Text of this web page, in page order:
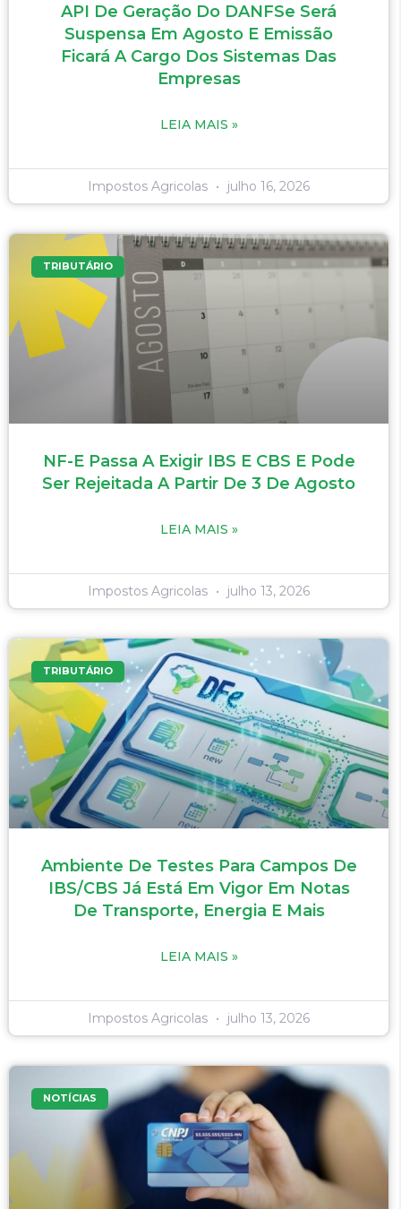
API De Geração Do DANFSe Será
Suspensa Em Agosto E Emissão
Ficará A Cargo Dos Sistemas Das
Empresas
LEIA MAIS »
Impostos Agricolas julho 16, 2026
TRIBUTÁRIO
NF-E Passa A Exigir IBS E CBS E Pode
Ser Rejeitada A Partir De 3 De Agosto
LEIA MAIS »
Impostos Agricolas julho 13, 2026
TRIBUTÁRIO
Ambiente De Testes Para Campos De
IBS/CBS Já Está Em Vigor Em Notas
De Transporte, Energia E Mais
LEIA MAIS »
Impostos Agricolas julho 13, 2026
NOTÍCIAS